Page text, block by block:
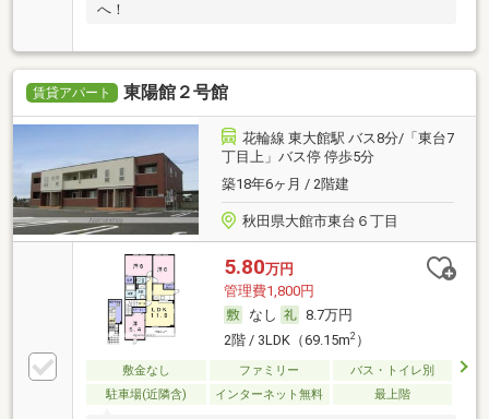
へ！
賃貸アパート 東陽館２号館
花輪線 東大館駅 バス8分/「東台7
丁目上」バス停 停歩5分
築18年6ヶ月 / 2階建
秋田県大館市東台６丁目
5.80万円
管理費1,800円
なし
8.7万円
2階 / 3LDK（69.15m2）
敷金なし ファミリー
バス・トイレ別
駐車場(近隣含)
インターネット無料 最上階